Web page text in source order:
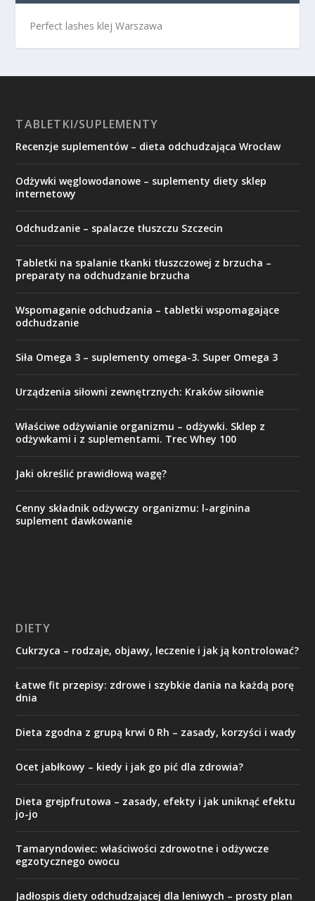
Perfect lashes klej Warszawa
TABLETKI/SUPLEMENTY
Recenzje suplementów – dieta odchudzająca Wrocław
Odżywki węglowodanowe – suplementy diety sklep
internetowy
Odchudzanie – spalacze tłuszczu Szczecin
Tabletki na spalanie tkanki tłuszczowej z brzucha –
preparaty na odchudzanie brzucha
Wspomaganie odchudzania – tabletki wspomagające
odchudzanie
Siła Omega 3 – suplementy omega-3. Super Omega 3
Urządzenia siłowni zewnętrznych: Kraków siłownie
Właściwe odżywianie organizmu – odżywki. Sklep z
odżywkami i z suplementami. Trec Whey 100
Jaki określić prawidłową wagę?
Cenny składnik odżywczy organizmu: l-arginina
suplement dawkowanie
DIETY
Cukrzyca – rodzaje, objawy, leczenie i jak ją kontrolować?
Łatwe fit przepisy: zdrowe i szybkie dania na każdą porę
dnia
Dieta zgodna z grupą krwi 0 Rh – zasady, korzyści i wady
Ocet jabłkowy – kiedy i jak go pić dla zdrowia?
Dieta grejpfrutowa – zasady, efekty i jak uniknąć efektu
jo-jo
Tamaryndowiec: właściwości zdrowotne i odżywcze
egzotycznego owocu
Jadłospis diety odchudzającej dla leniwych – prosty plan